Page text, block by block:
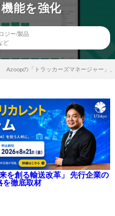
能を強化
ジー/製品
ど
Azoopの「トラッカーズマネージャー」
を創る輸送改革」 先行企業の
を徹底取材